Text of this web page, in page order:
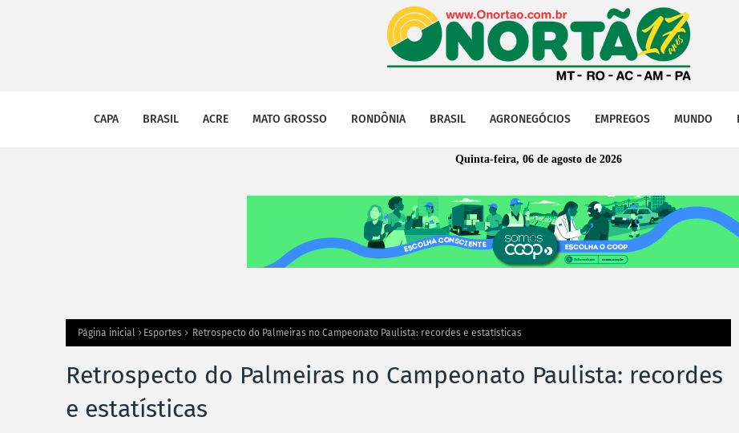
CAPA BRASIL ACRE MATO GROSSO RONDÔNIA BRASIL AGRONEGÓCIOS EMPREGOS MUNDO
Quinta-feira, 06 de agosto de 2026
Página inicial Esportes Retrospecto do Palmeiras no Campeonato Paulista: recordes e estatísticas
Retrospecto do Palmeiras no Campeonato Paulista: recordes
e estatísticas